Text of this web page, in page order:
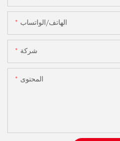
الهاتف/الواتساب
شركة
المحتوى